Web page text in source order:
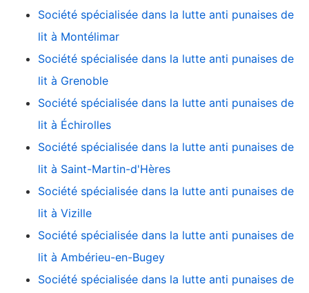
Société spécialisée dans la lutte anti punaises de
lit à Montélimar
Société spécialisée dans la lutte anti punaises de
lit à Grenoble
Société spécialisée dans la lutte anti punaises de
lit à Échirolles
Société spécialisée dans la lutte anti punaises de
lit à Saint-Martin-d'Hères
Société spécialisée dans la lutte anti punaises de
lit à Vizille
Société spécialisée dans la lutte anti punaises de
lit à Ambérieu-en-Bugey
Société spécialisée dans la lutte anti punaises de